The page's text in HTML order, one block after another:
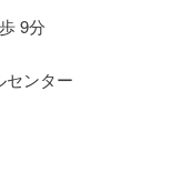
9分
センター